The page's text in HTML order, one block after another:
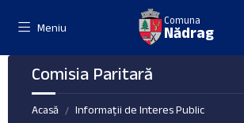
Meniu
Comuna
Nădrag
Comisia Paritară
Acasă / Informații de Interes Public